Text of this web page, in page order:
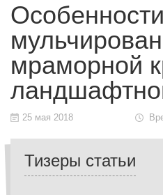
Особенности
мраморной
25 мая 2018
Тизеры статьи